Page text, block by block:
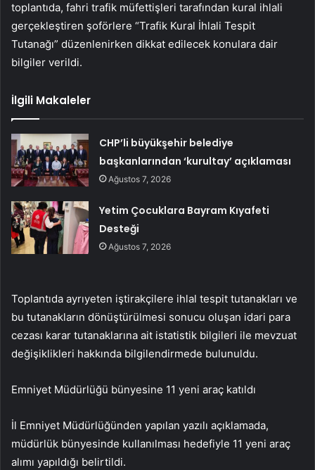
toplantıda, fahri trafik müfettişleri tarafından kural ihlali
gerçekleştiren şoförlere “Trafik Kural İhlali Tespit
Tutanağı” düzenlenirken dikkat edilecek konulara dair
bilgiler verildi.
İlgili Makaleler
CHP’li büyükşehir belediye
başkanlarından ‘kurultay’ açıklaması
Ağustos 7, 2026
Yetim Çocuklara Bayram Kıyafeti
Desteği
Ağustos 7, 2026
Toplantıda ayrıyeten iştirakçilere ihlal tespit tutanakları ve
bu tutanakların dönüştürülmesi sonucu oluşan idari para
cezası karar tutanaklarına ait istatistik bilgileri ile mevzuat
değişiklikleri hakkında bilgilendirmede bulunuldu.
Emniyet Müdürlüğü bünyesine 11 yeni araç katıldı
İl Emniyet Müdürlüğünden yapılan yazılı açıklamada,
müdürlük bünyesinde kullanılması hedefiyle 11 yeni araç
alımı yapıldığı belirtildi.